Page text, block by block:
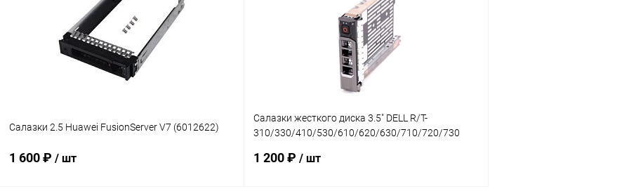
К сравнению
В избранное В наличии
К сравнению
Салазки 2.5 Huawei FusionServer V7 (6012622)
1 600 ₽ / шт
Салазки жесткого диска 3.5" DELL R/T-
310/330/410/530/610/620/630/710/720/730
1 200 ₽ / шт